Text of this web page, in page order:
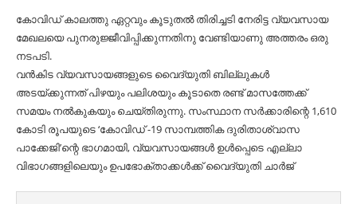
കോവിഡ് കാലത്തു ഏറ്റവും കൂടുതൽ തിരിച്ചടി നേരിട്ട വ്യവസായ
മേഖലയെ പുനരുജ്ജീവിപ്പിക്കുന്നതിനു വേണ്ടിയാണു അത്തരം ഒരു
നടപടി.
വൻകിട വ്യവസായങ്ങളുടെ വൈദ്യുതി ബില്ലുകൾ
അടയ്ക്കുന്നത് പിഴയും പലിശയും കൂടാതെ രണ്ട് മാസത്തേക്ക്
സമയം നൽകുകയും ചെയ്തിരുന്നു. സംസ്ഥാന സർക്കാരിന്റെ 1,610
കോടി രൂപയുടെ ‘കോവിഡ് -19 സാമ്പത്തിക ദുരിതാശ്വാസ
പാക്കേജി’ന്റെ ഭാഗമായി, വ്യവസായങ്ങൾ ഉൾപ്പെടെ എല്ലാ
വിഭാഗങ്ങളിലെയും ഉപഭോക്താക്കൾക്ക് വൈദ്യുതി ചാർജ്